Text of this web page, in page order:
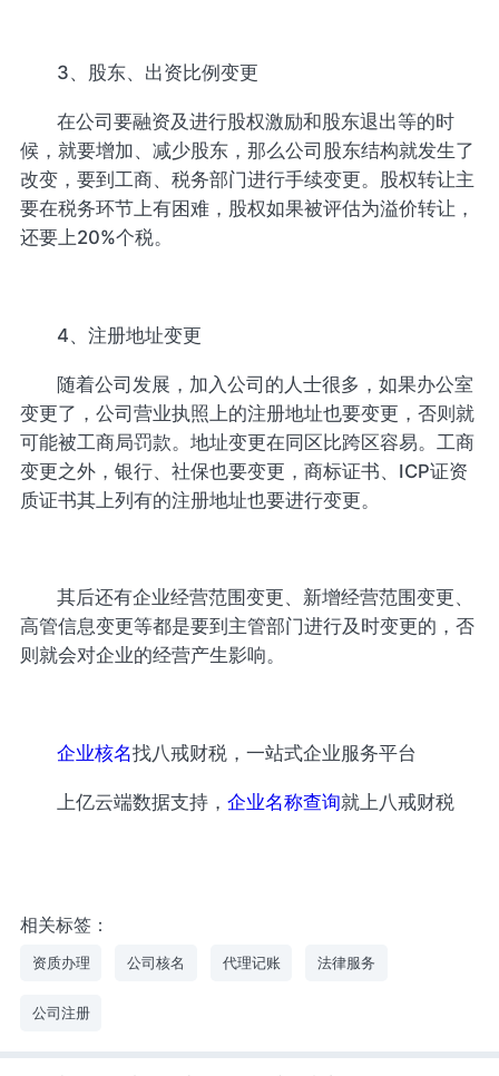
3、股东、出资比例变更
在公司要融资及进行股权激励和股东退出等的时
候，就要增加、减少股东，那么公司股东结构就发生了
改变，要到工商、税务部门进行手续变更。股权转让主
要在税务环节上有困难，股权如果被评估为溢价转让，
还要上20%个税。
4、注册地址变更
随着公司发展，加入公司的人士很多，如果办公室
变更了，公司营业执照上的注册地址也要变更，否则就
可能被工商局罚款。地址变更在同区比跨区容易。工商
变更之外，银行、社保也要变更，商标证书、ICP证资
质证书其上列有的注册地址也要进行变更。
其后还有企业经营范围变更、新增经营范围变更、
高管信息变更等都是要到主管部门进行及时变更的，否
则就会对企业的经营产生影响。
企业核名找八戒财税，一站式企业服务平台
上亿云端数据支持，企业名称查询就上八戒财税
相关标签：
资质办理 公司核名 代理记账 法律服务
公司注册